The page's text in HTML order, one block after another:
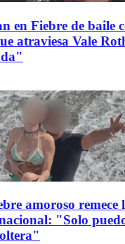
en Fiebre de baile
atraviesa Vale
amoroso remece
"Solo